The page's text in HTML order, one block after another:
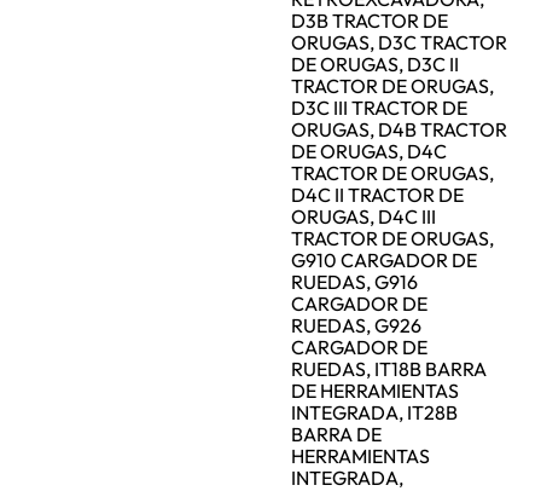
D3B TRACTOR DE
ORUGAS, D3C TRACTOR
DE ORUGAS, D3C II
TRACTOR DE ORUGAS,
D3C III TRACTOR DE
ORUGAS, D4B TRACTOR
DE ORUGAS, D4C
TRACTOR DE ORUGAS,
D4C II TRACTOR DE
ORUGAS, D4C III
TRACTOR DE ORUGAS,
G910 CARGADOR DE
RUEDAS, G916
CARGADOR DE
RUEDAS, G926
CARGADOR DE
RUEDAS, IT18B BARRA
DE HERRAMIENTAS
INTEGRADA, IT28B
BARRA DE
HERRAMIENTAS
INTEGRADA,